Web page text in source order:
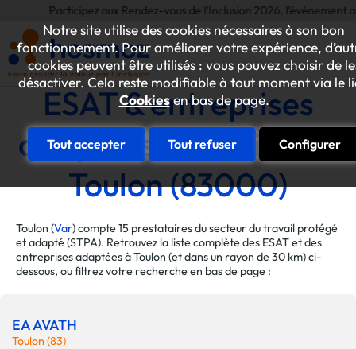
Notre site utilise des cookies nécessaires à son bon
fonctionnement. Pour améliorer votre expérience,
cookies peuvent être utilisés : vous pouvez choisir de
désactiver. Cela reste modifiable à tout moment via le
Cookiesen bas de page.
Tout accepter Tout refuser Configurer
Participez aux Rendez-vous de l'Inclusion 2026, l'événement
ESAT & entreprises
adaptées de la ville de
Toulon (83000)
Toulon (Var) compte 15 prestataires du secteur du travail protégé
et adapté (STPA). Retrouvez la liste complète des ESAT et des
entreprises adaptées à Toulon (et dans un rayon de 30 km) ci-
dessous, ou filtrez votre recherche en bas de page :
EA AVATH
Toulon (83)